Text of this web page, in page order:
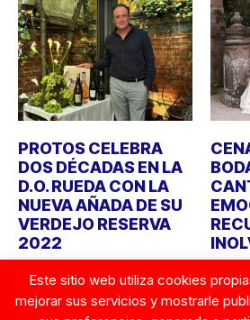
PROTOS CELEBRA
DOS DÉCADAS EN LA
D.O. RUEDA CON LA
NUEVA AÑADA DE SU
VERDEJO RESERVA
2022
este año el 20º aniversario
de su llegada a...
la
Este sitio web utiliza cookies
mejorar sus servicios y mostrarle